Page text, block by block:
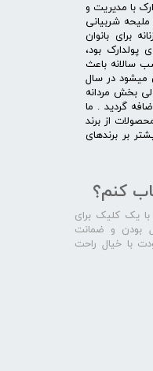
پولدارک با مدیریت و
شربیانی
برای بانوان
پولدارک بود،
سالانه باعث
میشود در سال
بخش مردانه
گردید . ما
از برند
بر برندهای
کنم؟
با یک کلیک برای
بودن و ضمانت
زمان عودت با خیال راحت